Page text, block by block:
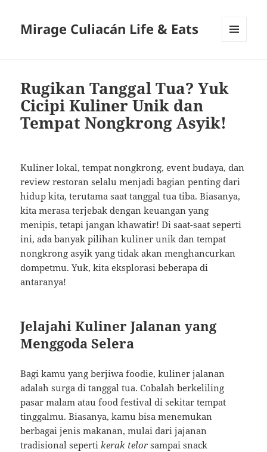
Mirage Culiacán Life & Eats
Rugikan Tanggal Tua? Yuk
Cicipi Kuliner Unik dan
Tempat Nongkrong Asyik!
Kuliner lokal, tempat nongkrong, event budaya, dan
review restoran selalu menjadi bagian penting dari
hidup kita, terutama saat tanggal tua tiba. Biasanya,
kita merasa terjebak dengan keuangan yang
menipis, tetapi jangan khawatir! Di saat-saat seperti
ini, ada banyak pilihan kuliner unik dan tempat
nongkrong asyik yang tidak akan menghancurkan
dompetmu. Yuk, kita eksplorasi beberapa di
antaranya!
Jelajahi Kuliner Jalanan yang
Menggoda Selera
Bagi kamu yang berjiwa foodie, kuliner jalanan
adalah surga di tanggal tua. Cobalah berkeliling
pasar malam atau food festival di sekitar tempat
tinggalmu. Biasanya, kamu bisa menemukan
berbagai jenis makanan, mulai dari jajanan
tradisional sepertikerak telor sampai snack